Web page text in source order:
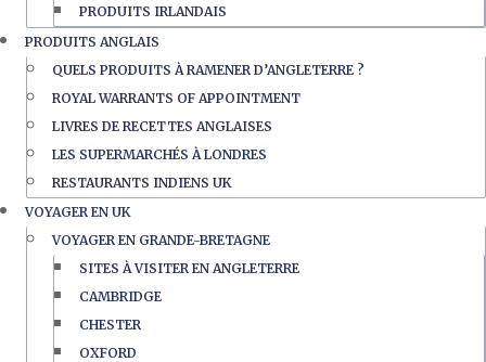
PRODUITS IRLANDAIS
PRODUITS ANGLAIS
QUELS PRODUITS À RAMENER D’ANGLETERRE ?
ROYAL WARRANTS OF APPOINTMENT
LIVRES DE RECETTES ANGLAISES
LES SUPERMARCHÉS À LONDRES
RESTAURANTS INDIENS UK
VOYAGER EN UK
VOYAGER EN GRANDE-BRETAGNE
SITES À VISITER EN ANGLETERRE
CAMBRIDGE
CHESTER
OXFORD